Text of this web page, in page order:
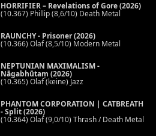
HORRIFIER – Revelations of Gore (2026)
(10.367) Phillip (8,6/10) Death Metal
RAUNCHY - Prisoner (2026)
(10.366) Olaf (8,5/10) Modern Metal
NEPTUNIAN MAXIMALISM -
Nāgabhūtaṃ (2026)
(10.365) Olaf (keine) Jazz
PHANTOM CORPORATION | CATBREATH
- Split (2026)
(10.364) Olaf (9,0/10) Thrash / Death Metal